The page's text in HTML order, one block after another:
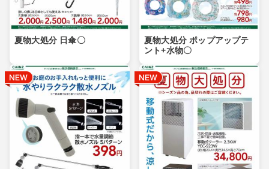
夏物大処分 日傘〇
夏物大処分 ポップアップテ
ント+水物〇